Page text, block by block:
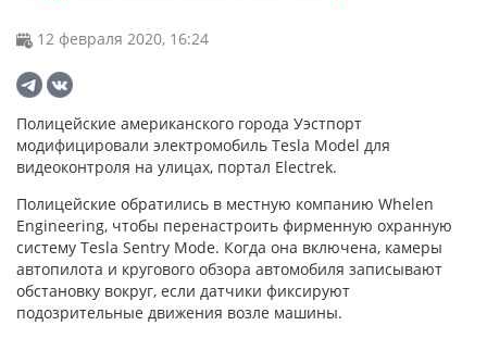
12 февраля 2020, 16:24
Полицейские американского города Уэстпорт
модифицировали электромобиль Tesla Model для
видеоконтроля на улицах, портал Electrek.
Полицейские обратились в местную компанию Whelen
Engineering, чтобы перенастроить фирменную охранную
систему Tesla Sentry Mode. Когда она включена, камеры
автопилота и кругового обзора автомобиля записывают
обстановку вокруг, если датчики фиксируют
подозрительные движения возле машины.